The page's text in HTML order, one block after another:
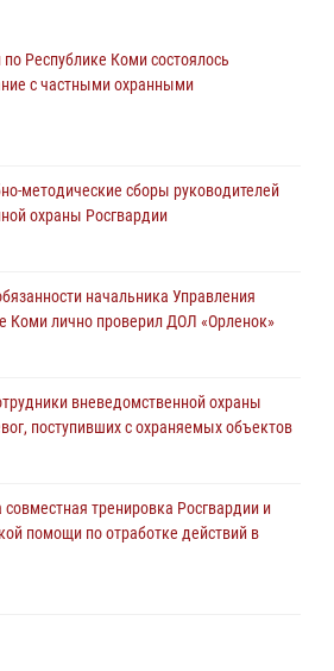
оборота оружия и продолжают изымать
житель обратился в Росгвардию
начальника Управления
отработали план «Квартал»
окружной этап ежегодного
мастерства среди
Республике Коми состоялось
с частными охранными
методические сборы руководителей
охраны Росгвардии
начальника Управления
Коми лично проверил ДОЛ «Орленок»
вневедомственной охраны
поступивших с охраняемых объектов
тренировка Росгвардии и
помощи по отработке действий в